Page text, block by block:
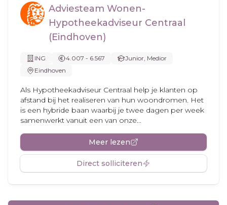
Adviesteam Wonen-
Hypotheekadviseur Centraal
(Eindhoven)
ING 4.007 - 6.567
Junior, Medior
Eindhoven
Als Hypotheekadviseur Centraal help je klanten op
afstand bij het realiseren van hun woondromen. Het
is een hybride baan waarbij je twee dagen per week
samenwerkt vanuit een van onze...
Meer lezen
Direct solliciteren